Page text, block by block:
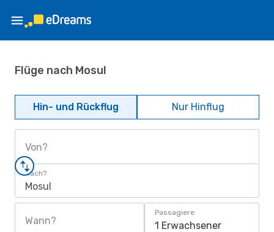
Flüge nach Mosul
Hin- und Rückflug Nur Hinflug
Von?
Nach?
Mosul
Wann?
Passagiere
1 Erwachsener